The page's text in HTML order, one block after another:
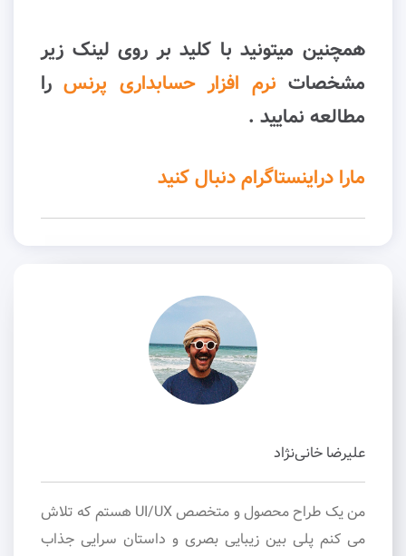
همچنین میتونید با کلید بر روی لینک زیر
مشخصات نرم افزار حسابداری پرنسرا
مطالعه نمایید .
مارا دراینستاگرام دنبال کنید
علیرضا خانی‌نژاد
من یک طراح محصول و متخصص UI/UX هستم که تلاش
می کنم پلی بین زیبایی بصری و داستان سرایی جذاب